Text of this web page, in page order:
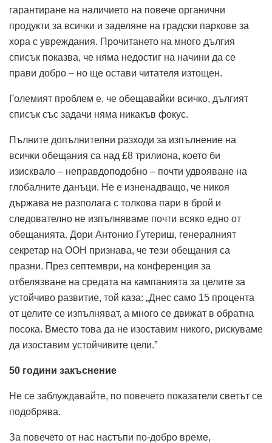
гарантиране на наличието на повече органични
продукти за всички и заделяне на градски паркове за
хора с увреждания. Прочитането на много дългия
списък показва, че няма недостиг на начини да се
прави добро – но ще остави читателя изтощен.
Големият проблем е, че обещавайки всичко, дългият
списък със задачи няма никакъв фокус.
Пълните допълнителни разходи за изпълнение на
всички обещания са над £8 трилиона, което би
изисквало – неправдоподобно – почти удвояване на
глобалните данъци. Не е изненадващо, че никоя
държава не разполага с толкова пари в брой и
следователно не изпълняваме почти всяко едно от
обещанията. Дори Антонио Гутериш, генералният
секретар на ООН признава, че тези обещания са
празни. През септември, на конференция за
отбелязване на средата на кампанията за целите за
устойчиво развитие, той каза: „Днес само 15 процента
от целите се изпълняват, а много се движат в обратна
посока. Вместо това да не изоставим никого, рискуваме
да изоставим устойчивите цели.”
50 години закъснение
Не се заблуждавайте, по повечето показатели светът се
подобрява.
За повечето от нас настъпи по-добро време,